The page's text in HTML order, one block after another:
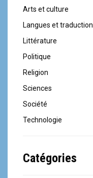
Arts et culture
Langues et traduction
Littérature
Politique
Religion
Sciences
Société
Technologie
Catégories